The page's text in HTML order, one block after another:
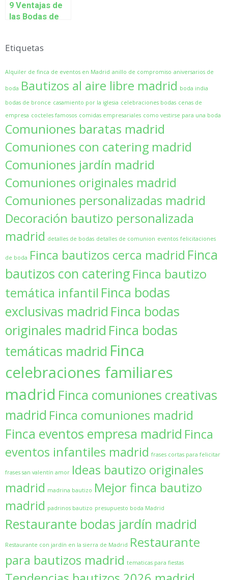
9 Ventajas de
las Bodas de
Etiquetas
Alquiler de finca de eventos en Madrid anillo de compromiso aniversarios de
boda Bautizos al aire libre madrid boda india
bodas de bronce casamiento por la iglesia celebraciones bodas cenas de
empresa cocteles famosos comidas empresariales como vestirse para una boda
Comuniones baratas madrid
Comuniones con catering madrid
Comuniones jardín madrid
Comuniones originales madrid
Comuniones personalizadas madrid
Decoración bautizo personalizada
madrid detalles de bodas detalles de comunion eventos felicitaciones
de boda Finca bautizos cerca madrid Finca
bautizos con catering Finca bautizo
temática infantil Finca bodas
exclusivas madrid Finca bodas
originales madrid Finca bodas
temáticas madrid Finca
celebraciones familiares
madrid Finca comuniones creativas
madrid Finca comuniones madrid
Finca eventos empresa madrid Finca
eventos infantiles madrid frases cortas para felicitar
frases san valentín amor Ideas bautizo originales
madrid madrina bautizo Mejor finca bautizo
madrid padrinos bautizo presupuesto boda Madrid
Restaurante bodas jardín madrid
Restaurante con jardín en la sierra de Madrid Restaurante
para bautizos madrid tematicas para fiestas